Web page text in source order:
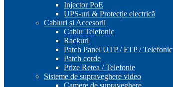
Injector PoE
UPS-uri & Protecție electrică
Cabluri și Accesorii
Cablu Telefonic
Rackuri
Patch Panel UTP / FTP / Telefonic
Patch corde
Prize Retea / Telefonie
Sisteme de supraveghere video
Camere de supraveghere